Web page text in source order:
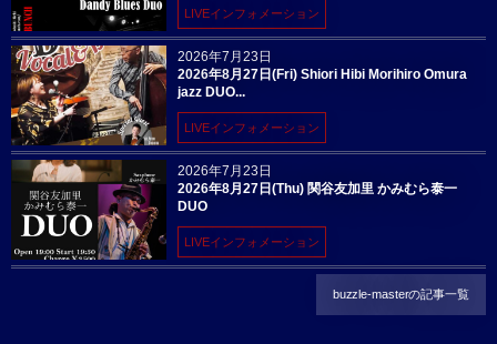
LIVEインフォメーション
2026年7月23日
2026年8月27日(Fri) Shiori Hibi Morihiro Omura
jazz DUO...
LIVEインフォメーション
2026年7月23日
2026年8月27日(Thu) 関谷友加里 かみむら泰一
DUO
LIVEインフォメーション
buzzle-masterの記事一覧